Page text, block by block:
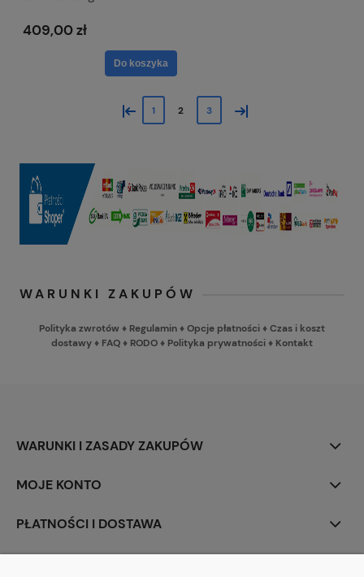
Selena
409,00 zł
Do koszyka
« 1 2 3 »
WARUNKI ZAKUPÓW
Polityka zwrotów ♦ Regulamin♦Opcje płatności♦Czas i koszt
dostawy♦ FAQ♦ RODO♦ Polityka prywatności♦ Kontakt
WARUNKI I ZASADY ZAKUPÓW
MOJE KONTO
PŁATNOŚCI I DOSTAWA